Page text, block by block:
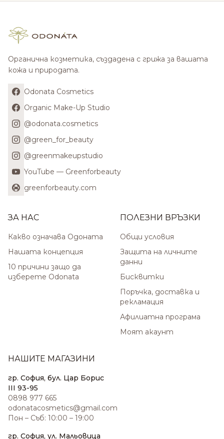
Органична козметика, създадена с грижа за вашата
кожа и природата.
Odonata Cosmetics
Organic Make-Up Studio
@odonata.cosmetics
@green_for_beauty
@greenmakeupstudio
YouTube — Greenforbeauty
greenforbeauty.com
ЗА НАС
Какво означава Одоната
Нашата концепция
10 причини защо да
изберете Odonata
ПОЛЕЗНИ ВРЪЗКИ
Общи условия
Защита на личните
данни
Бисквитки
Поръчка, доставка и
рекламация
Афилиатна програма
Моят акаунт
НАШИТЕ МАГАЗИНИ
гр. София, бул. Цар Борис
III 93-95
0898 977 665
odonatacosmetics@gmail.com
Пон – Съб: 10:00 – 19:00
гр. София, ул. Мальовица